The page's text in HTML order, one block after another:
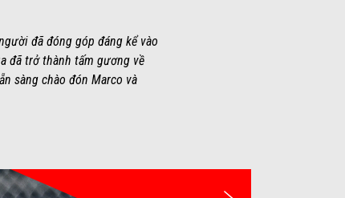
đã đóng góp đáng kể vào
đã trở thành tấm gương về
sàng chào đón Marco và